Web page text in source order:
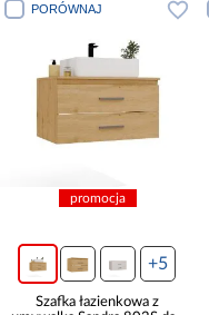
PORÓWNAJ
promocja
+5
Szafka łazienkowa z